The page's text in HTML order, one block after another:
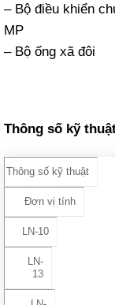
– Bộ điều khiển
MP
– Bộ ống xã đôi
Thông số kỹ
Thông số kỹ thuật
Đơn vị tính
LN-10
LN-
13